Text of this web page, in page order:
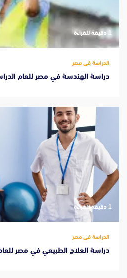
‫1 دقيقة للقراءة
الدراسة فى مصر
دراسة الهندسة في مصر للعام الدراسى 2026-
‫1 دقيقة للقراءة
الدراسة فى مصر
دراسة العلاج الطبيعي في مصر للعام